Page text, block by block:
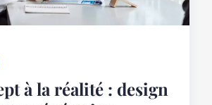
à la réalité : design